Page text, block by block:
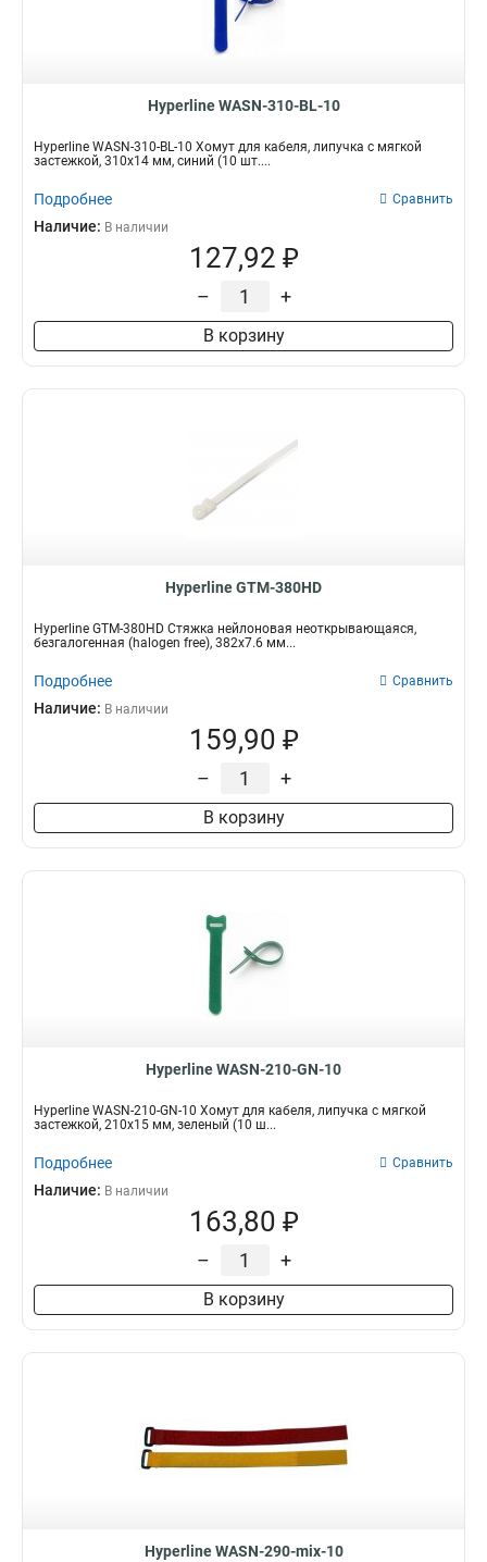
Hyperline WASN-310-BL-10
Hyperline WASN-310-BL-10 Хомут для кабеля, липучка с мягкой
застежкой, 310x14 мм, синий (10 шт....
Подробнее Сравнить
Наличие: В наличии
127,92 ₽
– +
В корзину
Hyperline GTM-380HD
Hyperline GTM-380HD Стяжка нейлоновая неоткрывающаяся,
безгалогенная (halogen free), 382x7.6 мм...
Подробнее Сравнить
Наличие: В наличии
159,90 ₽
– +
В корзину
Hyperline WASN-210-GN-10
Hyperline WASN-210-GN-10 Хомут для кабеля, липучка с мягкой
застежкой, 210x15 мм, зеленый (10 ш...
Подробнее Сравнить
Наличие: В наличии
163,80 ₽
– +
В корзину
Hyperline WASN-290-mix-10